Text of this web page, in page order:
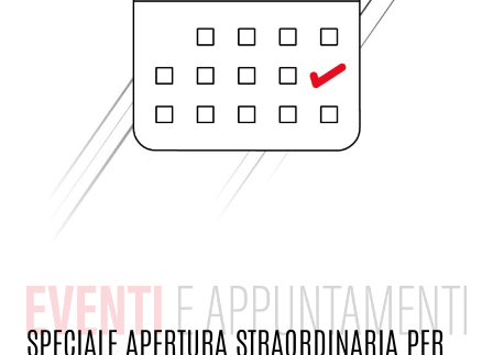
SPECIALE APERTURA STRAORDINARIA PER